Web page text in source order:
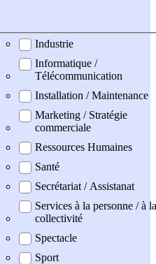
Industrie
Informatique /
Télécommunication
Installation / Maintenance
Marketing / Stratégie
commerciale
Ressources Humaines
Santé
Secrétariat / Assistanat
Services à la personne / à la
collectivité
Spectacle
Sport